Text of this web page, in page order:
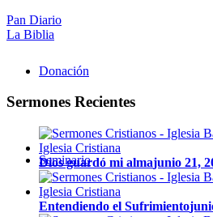
Donación
Seminario
Pan Diario
La Biblia
Sermones Recientes
Dios guardó mi almajunio 21,
Entendiendo el Sufrimiento